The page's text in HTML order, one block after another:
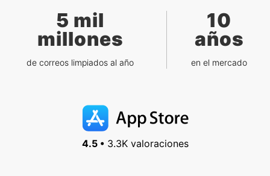
5 mil
millones
de correos limpiados al año
10
años
en el mercado
4.5 •3.3K valoraciones